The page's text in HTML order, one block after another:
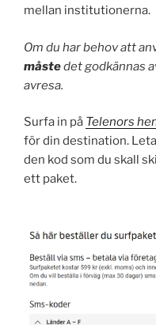
mellan institutionerna.
Om du har behov att
måstedet godkännas
avresa.
Surfa in på Telenors
för din destination.
den kod som du skall
ett paket.